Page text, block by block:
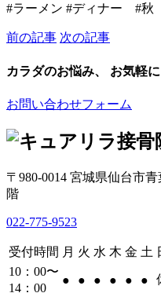
#ラーメン #ディナー #
前の記事 次の記事
カラダのお悩み、 お気軽
お問い合わせフォーム
〒980-0014 宮城県仙台市
階
022-775-9523
受付時間 月 火 水 木 金 土
10：00〜
14：00
● ● ● ● ● ●